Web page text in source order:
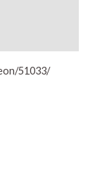
51033/